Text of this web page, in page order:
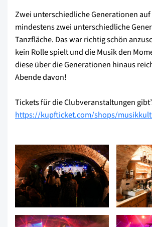
Zwei unterschiedliche Generationen
mindestens zwei unterschiedliche
Tanzfläche. Das war richtig schön
kein Rolle spielt und die Musik den
diese über die Generationen hinaus
Abende davon!
Tickets für die Clubveranstaltungen
https://kupfticket.com/shops/